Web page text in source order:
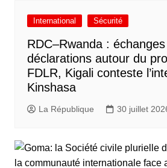
International Sécurité
RDC–Rwanda :
déclarations autour du
FDLR, Kigali conteste
Kinshasa
La République 30 juillet